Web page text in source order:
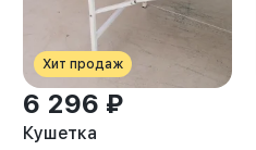
Хит продаж
6 296 ₽
Кушетка